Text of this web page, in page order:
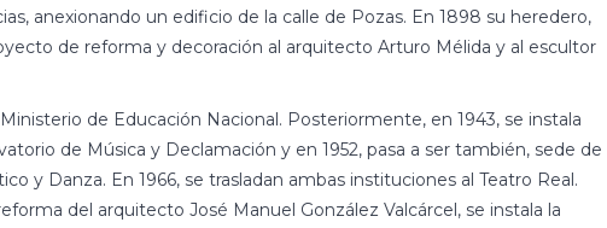
anexionando un edificio de la calle de Pozas. En 1898 su heredero,
de reforma y decoración al arquitecto Arturo Mélida y al escultor
de Educación Nacional. Posteriormente, en 1943, se instala
de Música y Declamación y en 1952, pasa a ser también, sede de
y Danza. En 1966, se trasladan ambas instituciones al Teatro Real.
del arquitecto José Manuel González Valcárcel, se instala la